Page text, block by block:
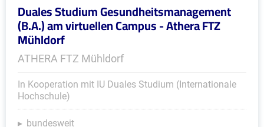
Duales Studium Gesundheitsmanagement
(B.A.) am virtuellen Campus - Athera FTZ
Mühldorf
ATHERA FTZ Mühldorf
In Kooperation mit IU Duales Studium (Internationale
Hochschule)
bundesweit